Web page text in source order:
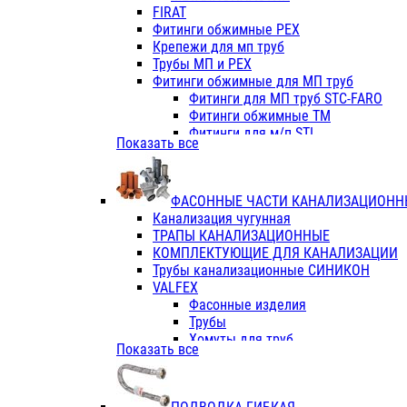
Фитинги ПП белые
Фитинги ПП белые
Фитинги ППс металл.белые
VALFEX
Трубы PE-RT
Трубы ПП водопровод белые
Трубы ПП водопровод серые
Трубы армированные
Трубы армированные
Фитинги с металл. серые
Фитинги ПП (серые)
Фитинги ПП белые
Краны
Фитинги ПП (белые)
Фитинги ПП с металлом белые
ПК КОНТУР
Краны полипропиленовые
Трубы полипропиленивые
FIRAT
Фитинги обжимные PEX
Крепежи для мп труб
Трубы МП и PEX
Фитинги обжимные для МП труб
Фитинги для МП труб STC-FARO
Фитинги обжимные ТМ
Фитинги для м/п STI
Фитинги для МП труб TITAN
TK
VALFEX
Показать все
ФАСОННЫЕ ЧАСТИ
Канализация чугунная
ТРАПЫ КАНАЛИЗАЦИОННЫЕ
КОМПЛЕКТУЮЩИЕ ДЛЯ КАНАЛИЗАЦИИ
Трубы канализационные СИНИКОН
VALFEX
Фасонные изделия
Трубы
Хомуты для труб
ПВХ (стройполимер)
Показать все